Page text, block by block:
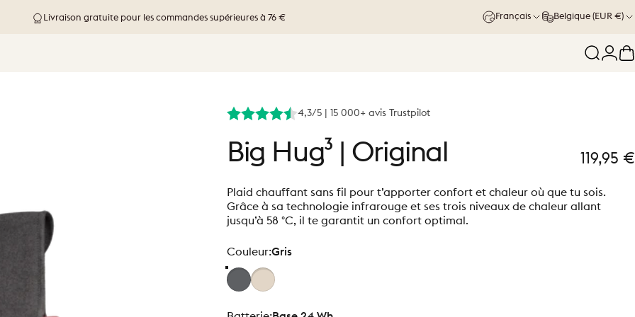
Livraison gratuite pour les commandes supérieures à 76 € Français Belgique (EUR €)
4,3/5 | 15 000+ avis Trustpilot
Big Hug³ Original 119,95 €
Plaid chauffant sans fil pour t’apporter confort et chaleur où que tu sois.
Grâce à sa technologie infrarouge et ses trois niveaux de chaleur allant
jusqu’à 58 °C, il te garantit un confort optimal.
Couleur
Couleur:Gris